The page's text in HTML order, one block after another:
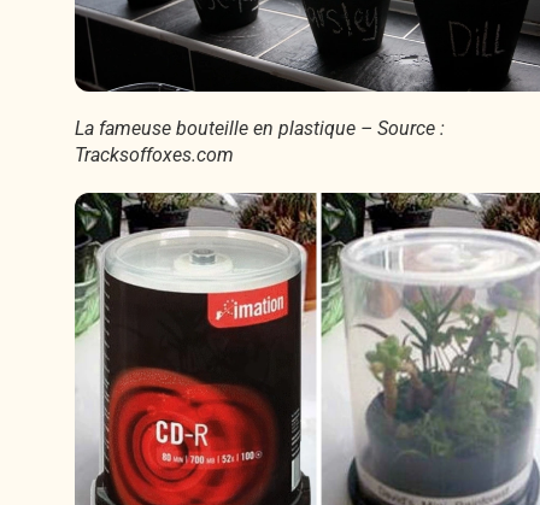
La fameuse bouteille en plastique – Source :
Tracksoffoxes.com